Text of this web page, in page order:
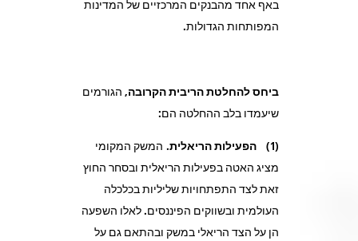
באף אחד מהבנקים המרכזיים של המדינות
המפותחות הגדולות.
ביחס להחלטת הריבית הקרובה, הגורמים
שיעמדו בלב ההחלטה הם:
(1) הפעילות הריאלית. המשק המקומי
מציג האטה בפעילות הריאלית ובסחר החוץ
זאת לצד התפתחויות שליליות בכלכלה
העולמית ובשווקים הפיננסים. לאלו השפעה
הן על הצד הריאלי במשק ובהתאם גם על